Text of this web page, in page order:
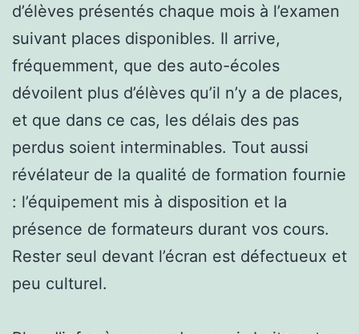
d’élèves présentés chaque mois à l’examen
suivant places disponibles. Il arrive,
fréquemment, que des auto-écoles
dévoilent plus d’élèves qu’il n’y a de places,
et que dans ce cas, les délais des pas
perdus soient interminables. Tout aussi
révélateur de la qualité de formation fournie
: l’équipement mis à disposition et la
présence de formateurs durant vos cours.
Rester seul devant l’écran est défectueux et
peu culturel.